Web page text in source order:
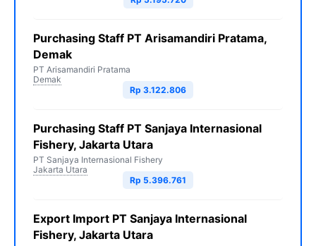
Purchasing Staff PT Arisamandiri Pratama,
Demak
PT Arisamandiri Pratama
Demak
Rp 3.122.806
Purchasing Staff PT Sanjaya Internasional
Fishery, Jakarta Utara
PT Sanjaya Internasional Fishery
Jakarta Utara
Rp 5.396.761
Export Import PT Sanjaya Internasional
Fishery, Jakarta Utara